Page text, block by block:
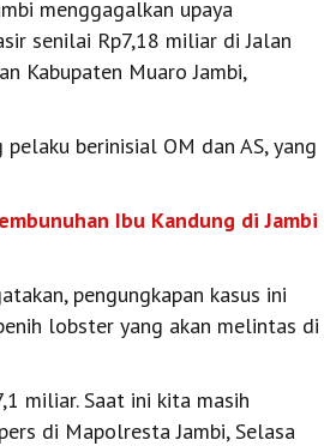
menggagalkan upaya
senilai Rp7,18 miliar di Jalan
Kabupaten Muaro Jambi,
berinisial OM dan AS, yang
Ibu Kandung di Jambi
pengungkapan kasus ini
lobster yang akan melintas di
miliar. Saat ini kita masih
di Mapolresta Jambi, Selasa